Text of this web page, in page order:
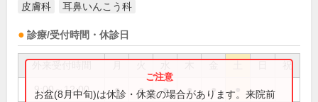
皮膚科 耳鼻いんこう科
診療/受付時間・休診日
祝
9:00～12:00 ● ● ● ● ●
お盆(8月中旬)は休診・休業の場合があります。来院前